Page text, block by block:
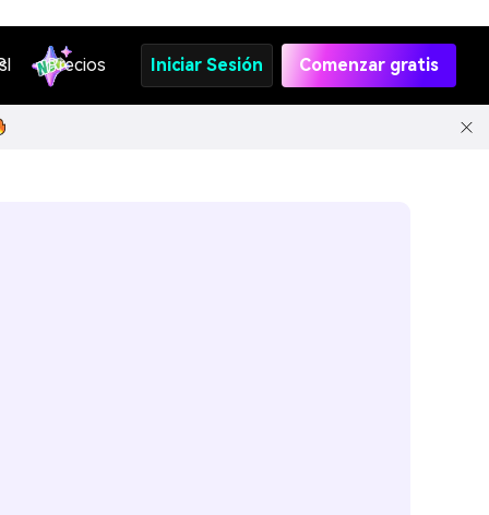
Precios Iniciar Sesión Comenzar gratis